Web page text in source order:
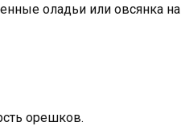
оладьи или овсянка
орешков.